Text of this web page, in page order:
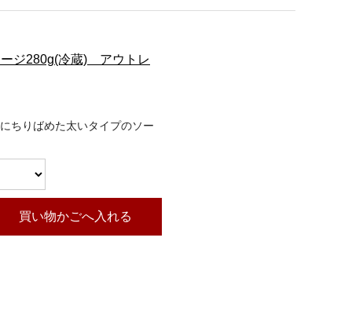
ジ280g(冷蔵) アウトレ
ちりばめた太いタイプのソー
買い物かごへ入れる